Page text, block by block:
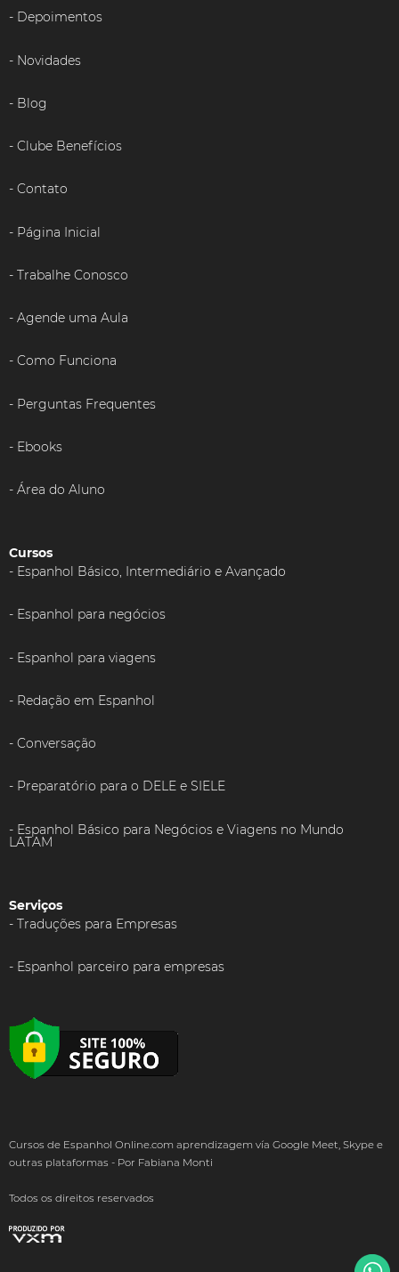
Depoimentos
Novidades
Blog
Clube Benefícios
Contato
Página Inicial
Trabalhe Conosco
Agende uma Aula
Como Funciona
Perguntas Frequentes
Ebooks
Área do Aluno
Cursos
Espanhol Básico, Intermediário e Avançado
Espanhol para negócios
Espanhol para viagens
Redação em Espanhol
Conversação
Preparatório para o DELE e SIELE
Espanhol Básico para Negócios e Viagens no Mundo
LATAM
Serviços
Traduções para Empresas
Espanhol parceiro para empresas
Cursos de Espanhol Online.com aprendizagem vía Google Meet, Skype e
outras plataformas - Por Fabiana Monti
Todos os direitos reservados